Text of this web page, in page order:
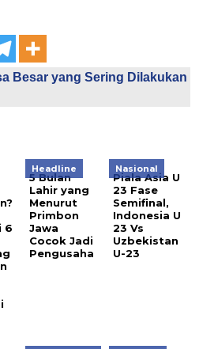
Besar yang Sering Dilakukan
6
Headline
5 Bulan
Lahir yang
Menurut
Primbon
Jawa
Cocok Jadi
Pengusaha
Nasional
Piala Asia U
23 Fase
Semifinal,
Indonesia U
23 Vs
Uzbekistan
U-23